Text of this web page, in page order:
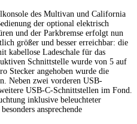
des Multivan und California
der optional elektrisch
und der Parkbremse erfolgt nun
größer und besser erreichbar: die
kabellose Ladeschale für das
Schnittstelle wurde von 5 auf
Stecker angehoben wurde die
Neben zwei vorderen USB-
USB-C-Schnittstellen im Fond.
inklusive beleuchteter
ansprechende